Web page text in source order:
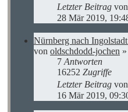
Letzter Beitrag von
28 Mär 2019,
Nürnberg nach
von oldschdodd-jochen »
7 Antworten
16252 Zugriffe
Letzter Beitrag von
16 Mär 2019,